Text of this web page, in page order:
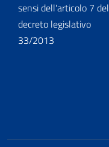
sensi dell'articolo 7 del
decreto legislativo
33/2013